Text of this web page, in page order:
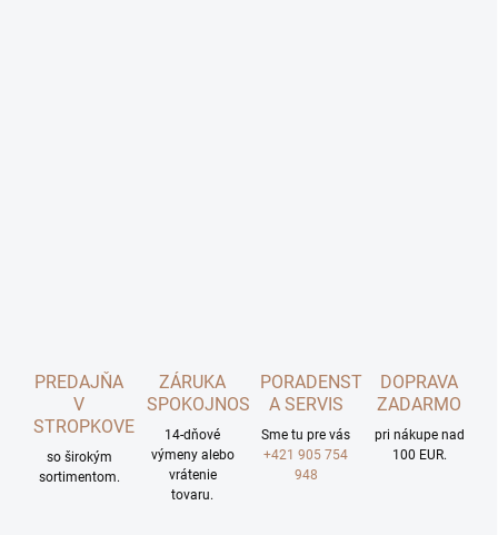
PREDAJŇA
V
STROPKOVE
so širokým
sortimentom.
ZÁRUKA
SPOKOJNOSTI
14-dňové
výmeny alebo
vrátenie
tovaru.
PORADENSTVO
A SERVIS
Sme tu pre vás
+421 905 754
948
DOPRAVA
ZADARMO
pri nákupe nad
100 EUR.